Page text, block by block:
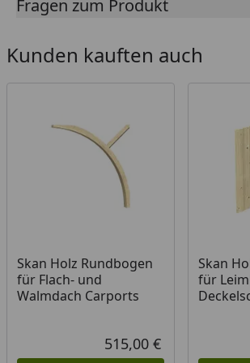
Anthrazit
Pfosten
12 x 12 x 220
Dacheindeckung
Aluminium
Trapezprofil,
Alternativ
19 mm
Nut- und
Fragen zum Produkt
Kunden kauften auch
Skan Holz Rundbogen
für Flach- und
Walmdach Carports
Aktueller Preis
515,00 €
Skan
für